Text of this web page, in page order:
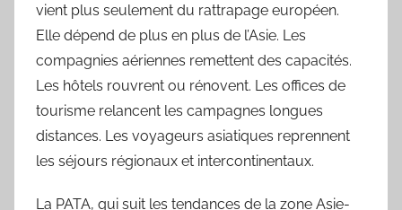
vient plus seulement du rattrapage européen.
Elle dépend de plus en plus de l’Asie. Les
compagnies aériennes remettent des capacités.
Les hôtels rouvrent ou rénovent. Les offices de
tourisme relancent les campagnes longues
distances. Les voyageurs asiatiques reprennent
les séjours régionaux et intercontinentaux.
La PATA, qui suit les tendances de la zone Asie-